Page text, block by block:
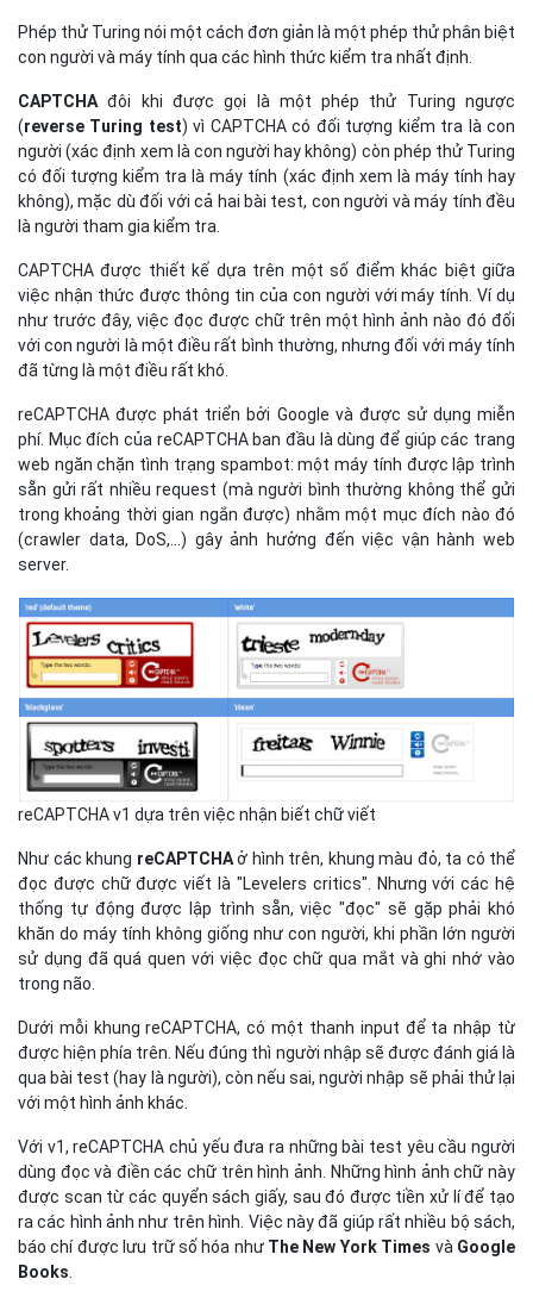
Phép thử Turing nói một cách đơn giản là một phép thử phân biệt
con người và máy tính qua các hình thức kiểm tra nhất định.
CAPTCHA đôi khi được gọi là một phép thử Turing ngược
(reverse Turing test) vì CAPTCHA có đối tượng kiểm tra là con
người (xác định xem là con người hay không) còn phép thử Turing
có đối tượng kiểm tra là máy tính (xác định xem là máy tính hay
không), mặc dù đối với cả hai bài test, con người và máy tính đều
là người tham gia kiểm tra.
CAPTCHA được thiết kế dựa trên một số điểm khác biệt giữa
việc nhận thức được thông tin của con người với máy tính. Ví dụ
như trước đây, việc đọc được chữ trên một hình ảnh nào đó đối
với con người là một điều rất bình thường, nhưng đối với máy tính
đã từng là một điều rất khó.
reCAPTCHA được phát triển bởi Google và được sử dụng miễn
phí. Mục đích của reCAPTCHA ban đầu là dùng để giúp các trang
web ngăn chặn tình trạng spambot: một máy tính được lập trình
sẵn gửi rất nhiều request (mà người bình thường không thể gửi
trong khoảng thời gian ngắn được) nhằm một mục đích nào đó
(crawler data, DoS,...) gây ảnh hưởng đến việc vận hành web
server.
reCAPTCHA v1 dựa trên việc nhận biết chữ viết
Như các khung reCAPTCHAở hình trên, khung màu đỏ, ta có thể
đọc được chữ được viết là "Levelers critics". Nhưng với các hệ
thống tự động được lập trình sẵn, việc "đọc" sẽ gặp phải khó
khăn do máy tính không giống như con người, khi phần lớn người
sử dụng đã quá quen với việc đọc chữ qua mắt và ghi nhớ vào
trong não.
Dưới mỗi khung reCAPTCHA, có một thanh input để ta nhập từ
được hiện phía trên. Nếu đúng thì người nhập sẽ được đánh giá là
qua bài test (hay là người), còn nếu sai, người nhập sẽ phải thử lại
với một hình ảnh khác.
Với v1, reCAPTCHA chủ yếu đưa ra những bài test yêu cầu người
dùng đọc và điền các chữ trên hình ảnh. Những hình ảnh chữ này
được scan từ các quyển sách giấy, sau đó được tiền xử lí để tạo
ra các hình ảnh như trên hình. Việc này đã giúp rất nhiều bộ sách,
báo chí được lưu trữ số hóa như The New York Times và Google
Books